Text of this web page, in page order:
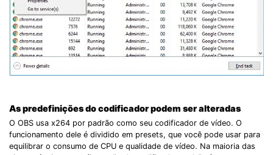
As predefinições do codificador podem ser alteradas
O OBS usa x264 por padrão como seu codificador de vídeo. O
funcionamento dele é dividido em presets, que você pode usar para
equilibrar o consumo de CPU e qualidade de vídeo. Na maioria das